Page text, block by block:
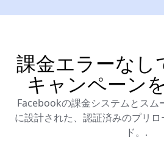
課金エラーなし
キャンペーン
Facebookの課金システムとスム
に設計された、認証済みのプリ
ド。.